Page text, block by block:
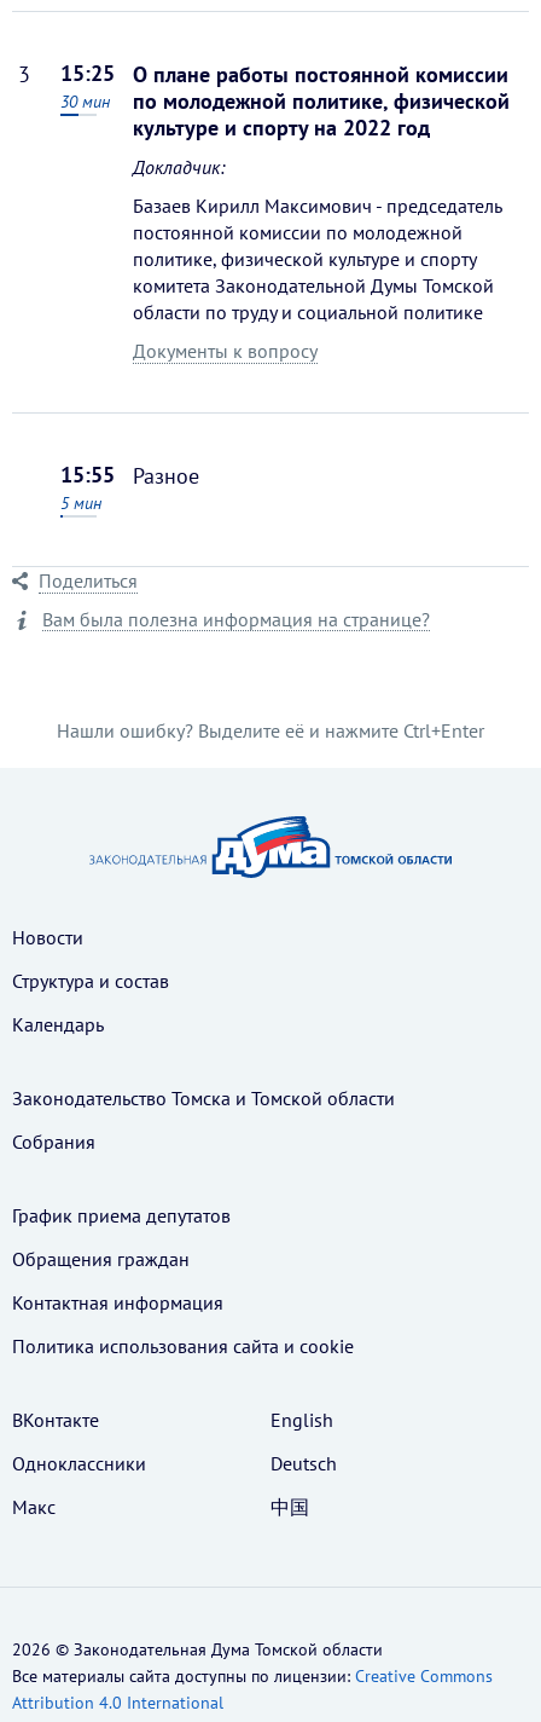
3 15:25
30мин
О плане работы постоянной комиссии
по молодежной политике, физической
культуре и спорту на 2022 год
Докладчик:
Базаев Кирилл Максимович - председатель
постоянной комиссии по молодежной
политике, физической культуре и спорту
комитета Законодательной Думы Томской
области по труду и социальной политике
Документы к вопросу
15:55
5мин
Разное
Поделиться
Вам была полезна информация на странице?
Нашли ошибку? Выделите её и нажмите Ctrl+Enter
Новости
Структура и состав
Календарь
Законодательство Томска и Томской области
Собрания
График приема депутатов
Обращения граждан
Контактная информация
Политика использования cайта и cookie
ВКонтакте
Одноклассники
Макс
English
Deutsch
中国
2026 © Законодательная Дума Томской области
Все материалы сайта доступны по лицензии: Creative Commons
Attribution 4.0 International